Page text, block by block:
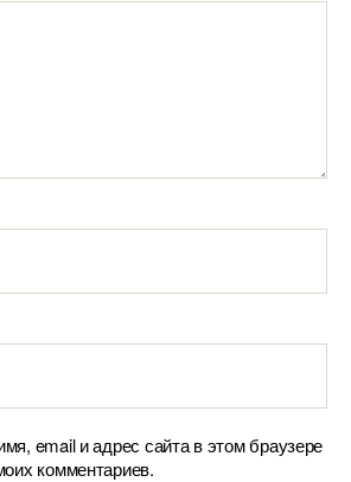
email и адрес сайта в этом браузере
комментариев.